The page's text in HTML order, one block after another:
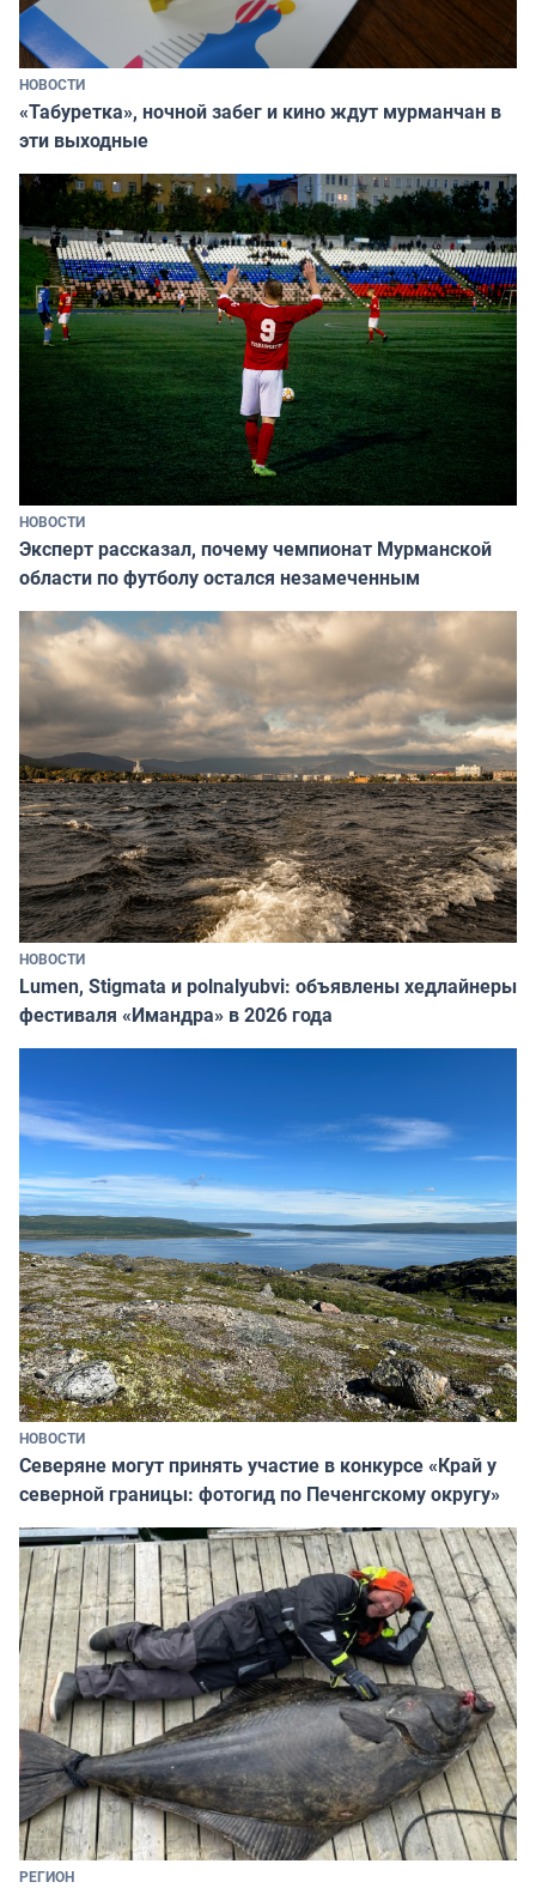
НОВОСТИ
«Табуретка», ночной забег и кино ждут мурманчан в
эти выходные
НОВОСТИ
Эксперт рассказал, почему чемпионат Мурманской
области по футболу остался незамеченным
НОВОСТИ
Lumen, Stigmata и polnalyubvi: объявлены хедлайнеры
фестиваля «Имандра» в 2026 года
НОВОСТИ
Северяне могут принять участие в конкурсе «Край у
северной границы: фотогид по Печенгскому округу»
РЕГИОН